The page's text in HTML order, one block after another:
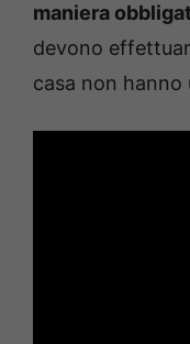
maniera
devono
casa non hanno